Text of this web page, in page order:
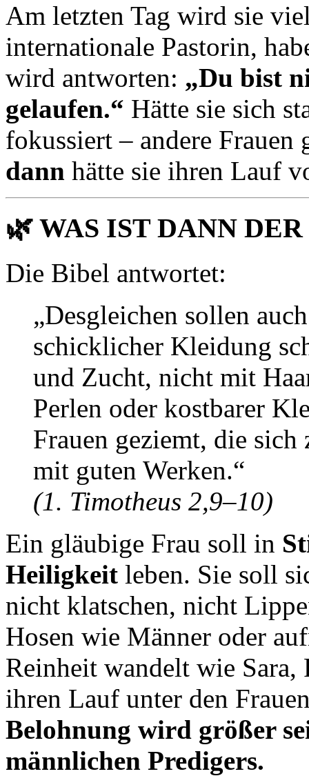
Am letzten Tag wird sie
internationale Pastorin,
wird antworten: „Du bist
gelaufen.“ Hätte sie sich
fokussiert – andere
dann hätte sie ihren Lauf
🌿 WAS IST DANN
Die Bibel antwortet:
„Desgleichen sollen
schicklicher Kleidung
und Zucht, nicht mit
Perlen oder kostbarer
Frauen geziemt, die
mit guten Werken.“
(1. Timotheus 2,9–10)
Ein gläubige Frau soll in
Heiligkeit leben. Sie soll
nicht klatschen, nicht
Hosen wie Männer oder
Reinheit wandelt wie Sara,
ihren Lauf unter den
Belohnung wird größer
männlichen Predigers.